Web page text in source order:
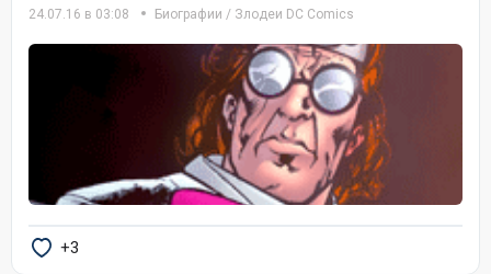
24.07.16 в 03:08 Биографии / Злодеи DC Comics
+3